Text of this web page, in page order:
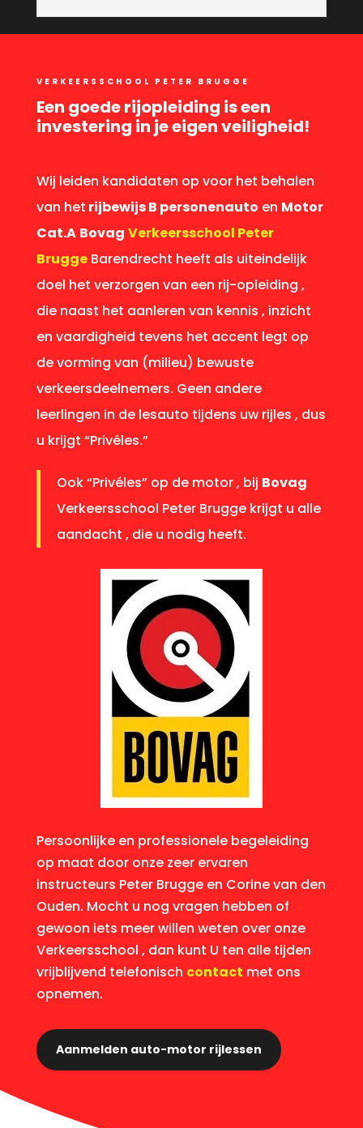
VERKEERSSCHOOL PETER BRUGGE
Een goede rijopleiding is een
investering in je eigen veiligheid!
Wij leiden kandidaten op voor het behalen
van het rijbewijs B personenauto en Motor
Cat.A Bovag Verkeersschool Peter
Brugge Barendrecht heeft als uiteindelijk
doel het verzorgen van een rij-opleiding ,
die naast het aanleren van kennis , inzicht
en vaardigheid tevens het accent legt op
de vorming van (milieu) bewuste
verkeersdeelnemers. Geen andere
leerlingen in de lesauto tijdens uw rijles , dus
u krijgt “Privéles.”
Ook “Privéles” op de motor , bij Bovag
Verkeersschool Peter Brugge krijgt u alle
aandacht , die u nodig heeft.
Persoonlijke en professionele begeleiding
op maat door onze zeer ervaren
instructeurs Peter Brugge en Corine van den
Ouden. Mocht u nog vragen hebben of
gewoon iets meer willen weten over onze
Verkeersschool , dan kunt U ten alle tijden
vrijblijvend telefonisch contact met ons
opnemen.
Aanmelden auto-motor rijlessen